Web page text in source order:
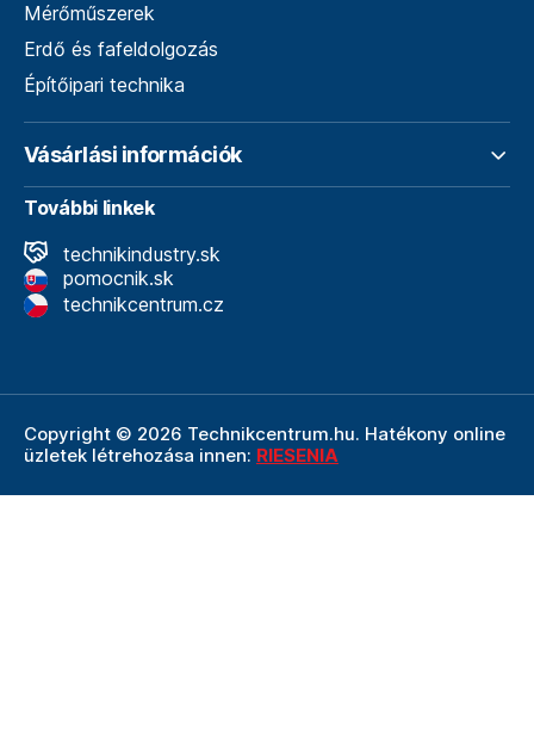
Mérőműszerek
Erdő és fafeldolgozás
Építőipari technika
Vásárlási információk
További linkek
technikindustry.sk
pomocnik.sk
technikcentrum.cz
Copyright © 2026 Technikcentrum.hu. Hatékony online
üzletek létrehozása innen: RIESENIA